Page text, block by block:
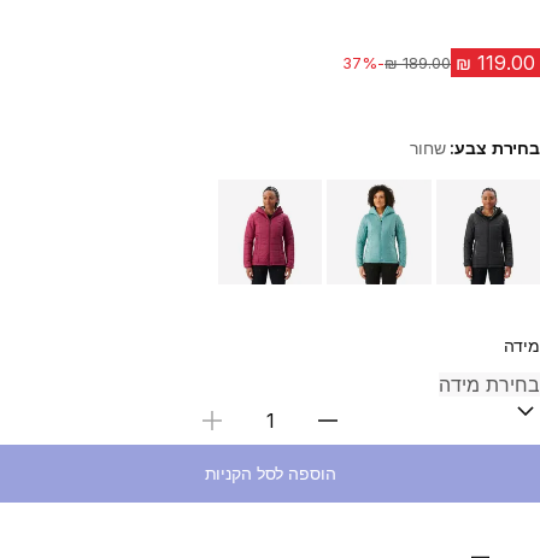
מחיר לפני הנחה
-37%
בחירת צבע:שחור
Choose a variant
מידה
בחירת כמות
הוספה לסל הקניות